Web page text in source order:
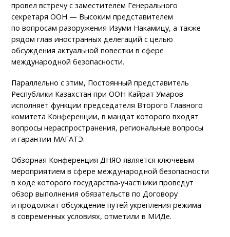
провел встречу с заместителем Генерального
секретаря ООН — Высоким представителем
по вопросам разоружения Изуми Накамицу, а также
рядом глав иностранных делегаций с целью
обсуждения актуальной повестки в сфере
международной безопасности.
Параллельно с этим, Постоянный представитель
Республики Казахстан при ООН Кайрат Умаров
исполняет функции председателя Второго Главного
комитета Конференции, в мандат которого входят
вопросы нераспространения, региональные вопросы
и гарантии МАГАТЭ.
Обзорная Конференция ДНЯО является ключевым
мероприятием в сфере международной безопасности
в ходе которого государства-участники проведут
обзор выполнения обязательств по Договору
и продолжат обсуждение путей укрепления режима
в современных условиях, отметили в МИДе.